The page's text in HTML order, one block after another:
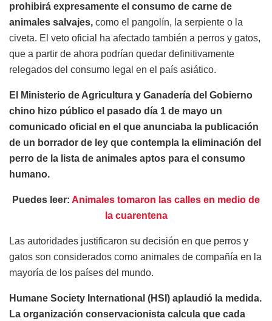
prohibirá expresamente el consumo de carne de
animales salvajes, como el pangolín, la serpiente o la
civeta. El veto oficial ha afectado también a perros y gatos,
que a partir de ahora podrían quedar definitivamente
relegados del consumo legal en el país asiático.
El Ministerio de Agricultura y Ganadería del Gobierno
chino hizo público el pasado día 1 de mayo un
comunicado oficial en el que anunciaba la publicación
de un borrador de ley que contempla la eliminación del
perro de la lista de animales aptos para el consumo
humano.
Puedes leer: Animales tomaron las calles en medio de
la cuarentena
Las autoridades justificaron su decisión en que perros y
gatos son considerados como animales de compañía en la
mayoría de los países del mundo.
Humane Society International (HSI) aplaudió la medida.
La organización conservacionista calcula que cada